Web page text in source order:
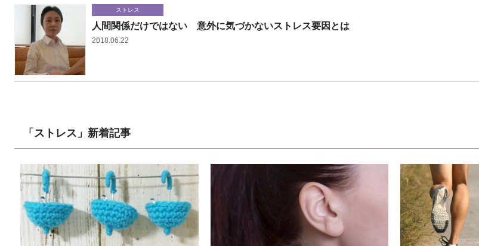
ストレス
人間関係だけではない 意外に気づかないストレス要因とは
2018.06.22
「ストレス」新着記事